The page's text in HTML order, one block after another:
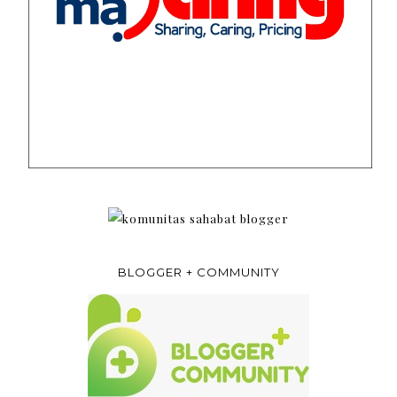
BLOGGER + COMMUNITY